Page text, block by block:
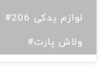
#لوازم یدکی 206
#ولاش پارت